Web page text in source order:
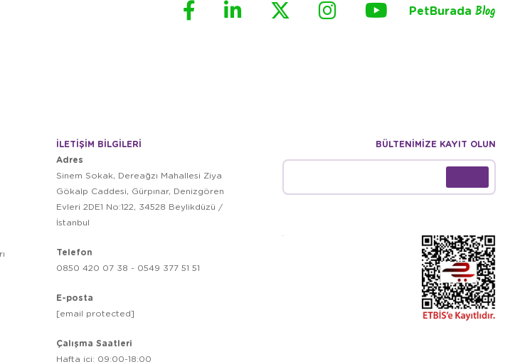
PetBurada Blog
İLETİŞİM BİLGİLERİ
Adres
Sinem Sokak, Dereağzı Mahallesi Ziya
Gökalp Caddesi, Gürpınar, Denizgören
Evleri 2DE1 No:122, 34528 Beylikdüzü /
İstanbul
Telefon
0850 420 07 38 - 0549 377 51 51
E-posta
[email protected]
Çalışma Saatleri
Hafta içi: 09:00-18:00
BÜLTENİMİZE KAYIT OLUN